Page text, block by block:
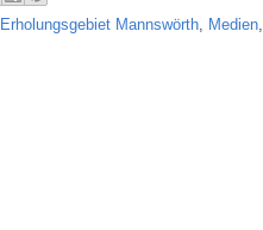
Mannswörth, Medien,